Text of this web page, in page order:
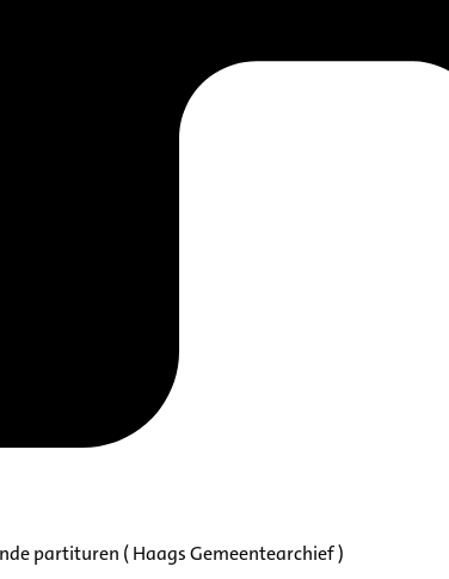
partituren ( Haags Gemeentearchief )